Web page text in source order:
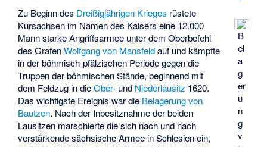
B
el
a
g
er
u
n
g
v
Zu Beginn des Dreißigjährigen Krieges rüstete
Kursachsen im Namen des Kaisers eine 12.000
Mann starke Angriffsarmee unter dem Oberbefehl
des GrafenWolfgang von Mansfeldauf und kämpfte
in der böhmisch-pfälzischen Periode gegen die
Truppen der böhmischen Stände, beginnend mit
dem Feldzug in dieOber- und Niederlausitz 1620.
Das wichtigste Ereignis war die Belagerung von
Bautzen. Nach der Inbesitznahme der beiden
Lausitzen marschierte die sich nach und nach
verstärkende sächsische Armee in Schlesien ein,